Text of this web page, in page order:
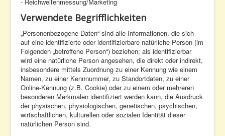
Verwendete Begrifflichkeiten
„Personenbezogene Daten“ sind alle Informationen, die sich
auf eine identifizierte oder identifizierbare natürliche Person (im
Folgenden „betroffene Person“) beziehen; als identifizierbar
wird eine natürliche Person angesehen, die direkt oder indirekt,
insbesondere mittels Zuordnung zu einer Kennung wie einem
Namen, zu einer Kennnummer, zu Standortdaten, zu einer
Online-Kennung (z.B. Cookie) oder zu einem oder mehreren
besonderen Merkmalen identifiziert werden kann, die Ausdruck
der physischen, physiologischen, genetischen, psychischen,
wirtschaftlichen, kulturellen oder sozialen Identität dieser
natürlichen Person sind.